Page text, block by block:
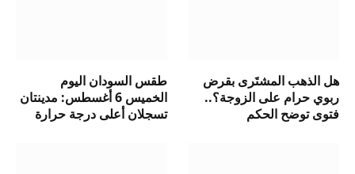
هل الذهب المشتَرى بقرض
ربوي حرام على الزوجة؟..
فتوى توضح الحكم
طقس السودان اليوم
الخميس 6 أغسطس: مدينتان
تسجلان أعلى درجة حرارة